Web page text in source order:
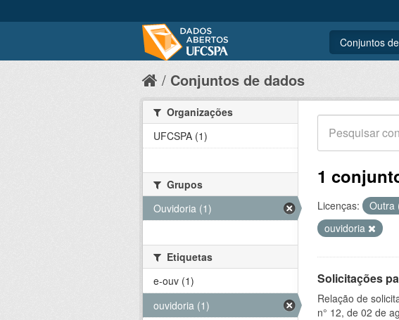
Conjuntos
Conjuntos de dados
1
Licenças: Outra
ouvidoria
Solicitações
Relação de
n° 12, de 02 de
Organizações
UFCSPA (1)
Grupos
Ouvidoria (1)
Etiquetas
e-ouv (1)
ouvidoria (1)